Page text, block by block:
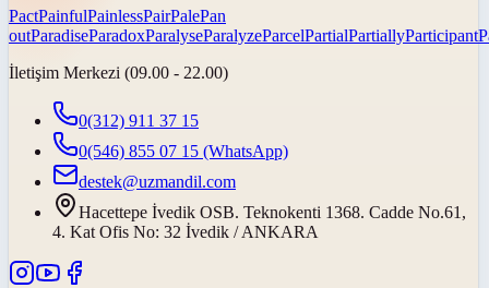
PactPainfulPainlessPairPalePan
outParadiseParadoxParalyseParalyzeParcelPartialPartiallyParticipant
İletişim Merkezi (09.00 - 22.00)
0(312) 911 37 15
0(546) 855 07 15 (WhatsApp)
destek@uzmandil.com
Hacettepe İvedik OSB. Teknokenti 1368. Cadde No.61,
4. Kat Ofis No: 32 İvedik / ANKARA